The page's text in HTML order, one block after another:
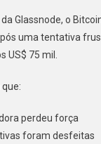
Glassnode, o
uma tentativa
US$ 75 mil.
perdeu força
foram desfeitas